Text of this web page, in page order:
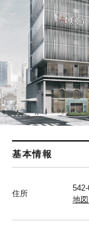
基本情報
住所
地